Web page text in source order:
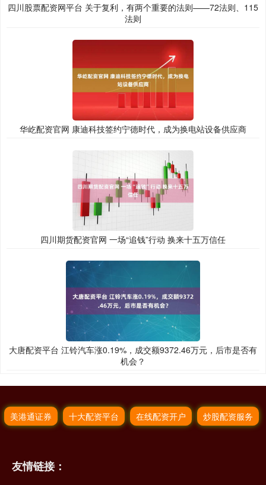
四川股票配资网平台 关于复利，有两个重要的法则——72法则、115
法则
华屹配资官网 康迪科技签约宁德时代，成为换电站设备供应商
四川期货配资官网 一场“追钱”行动 换来十五万信任
大唐配资平台 江铃汽车涨0.19%，成交额9372.46万元，后市是否有
机会？
美港通证券 十大配资平台 在线配资开户 炒股配资服务
友情链接：